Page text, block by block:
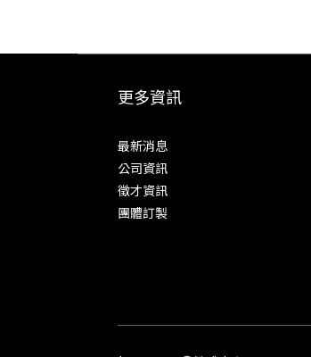
更多資訊
最新消息
公司資訊
徵才資訊
團體訂製